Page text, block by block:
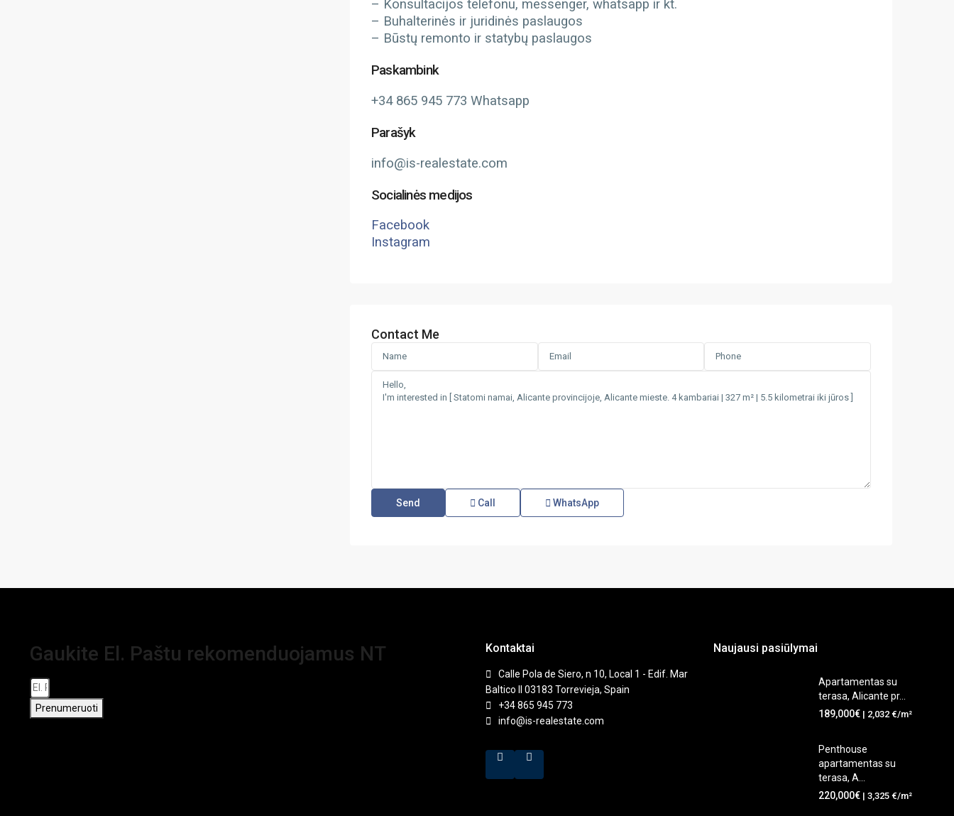
– Konsultacijos telefonu, messenger, whatsapp ir kt.
– Buhalterinės ir juridinės paslaugos
– Būstų remonto ir statybų paslaugos
Paskambink
+34 865 945 773 Whatsapp
Parašyk
info@is-realestate.com
Socialinės medijos
Facebook
Instagram
Contact Me
Call WhatsApp
Gaukite El. Paštu rekomenduojamus NT
Prenumeruoti
Kontaktai
Calle Pola de Siero, n 10, Local 1 - Edif. Mar
Baltico II 03183 Torrevieja, Spain
+34 865 945 773
info@is-realestate.com
Naujausi pasiūlymai
Apartamentas su
terasa, Alicante pr...
189,000€ | 2,032 €/m²
Penthouse
apartamentas su
terasa, A...
220,000€ | 3,325 €/m²